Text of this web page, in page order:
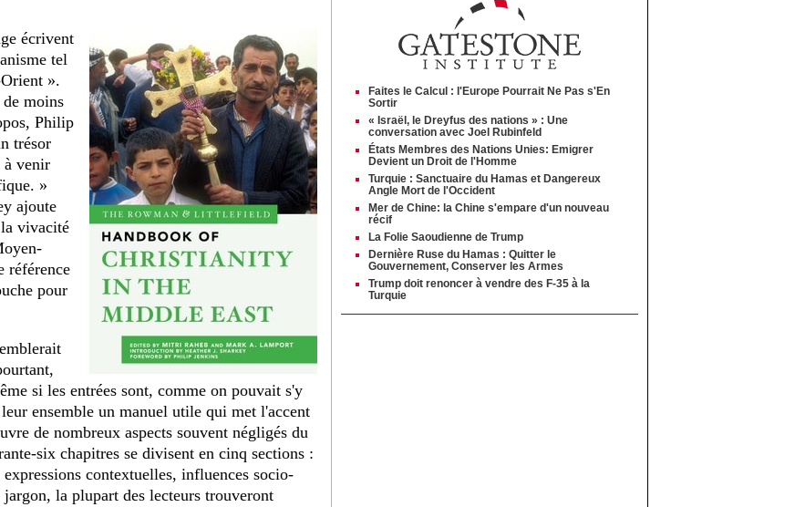
écrivent
tel
».
moins
Philip
trésor
à venir
»
ajoute
vivacité
référence
pour
si les entrées sont, comme on pouvait s'y
ensemble un manuel utile qui met l'accent
de nombreux aspects souvent négligés du
six chapitres se divisent en cinq sections :
contextuelles, influences socio-
la plupart des lecteurs trouveront
Faites le Calcul : l'Europe Pourrait Ne Pas s'En
Sortir
« Israël, le Dreyfus des nations » : Une
conversation avec Joel Rubinfeld
États Membres des Nations Unies: Emigrer
Devient un Droit de l'Homme
Turquie : Sanctuaire du Hamas et Dangereux
Angle Mort de l'Occident
Mer de Chine: la Chine s'empare d'un nouveau
récif
La Folie Saoudienne de Trump
Dernière Ruse du Hamas : Quitter le
Gouvernement, Conserver les Armes
Trump doit renoncer à vendre des F-35 à la
Turquie